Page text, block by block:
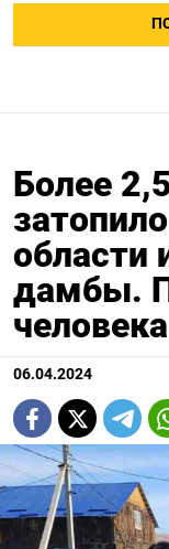
Более
области
дамбы.
человека
06.04.2024